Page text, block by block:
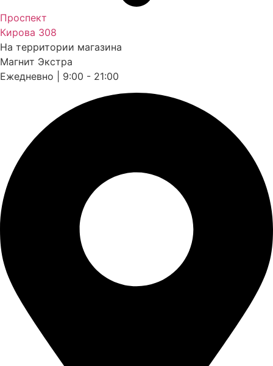
Проспект
Кирова 308
На территории магазина
Магнит Экстра
Ежедневно | 9:00 - 21:00